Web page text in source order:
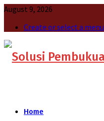
August 9, 2026
Create or select a menu
Home